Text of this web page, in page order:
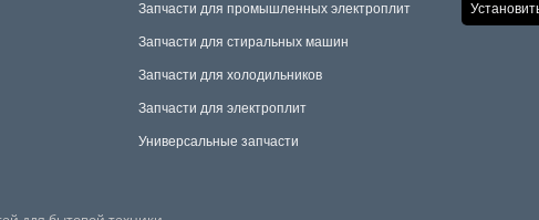
Запчасти для промышленных электроплит
Запчасти для стиральных машин
Запчасти для холодильников
Запчасти для электроплит
Универсальные запчасти